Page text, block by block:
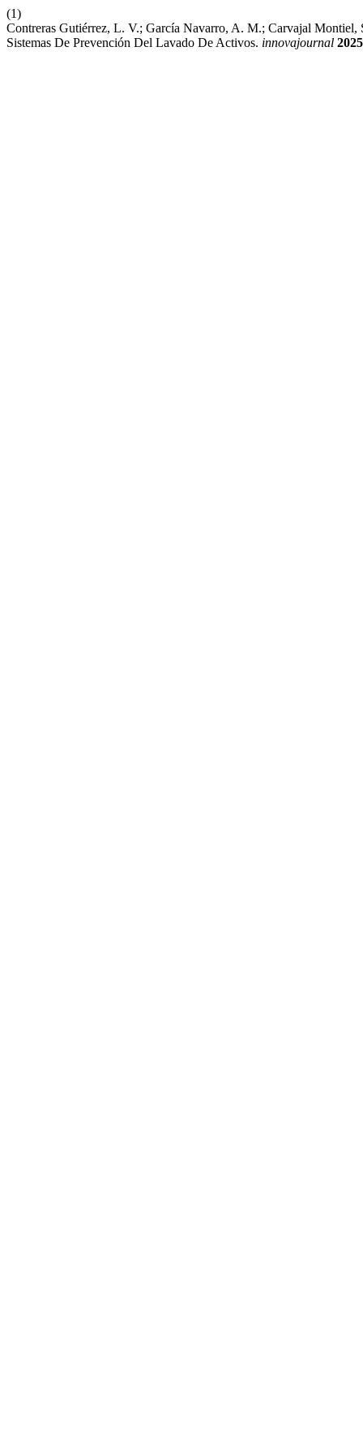
(1)
Contreras Gutiérrez, L. V.; García Navarro, A. M.; Carvajal
Sistemas De Prevención Del Lavado De Activos. innovajournal 2025